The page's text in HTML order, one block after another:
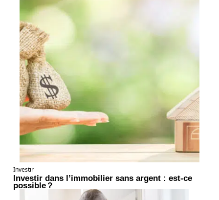
Investir
Investir dans l’immobilier sans argent : est-ce
possible ?